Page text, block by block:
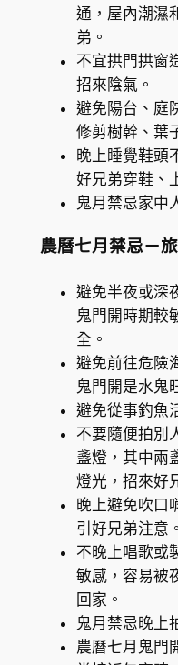
通，屋內潮濕
弟。
不宜拱門拱窗
招來陰氣。
避免陽台、庭
修剪樹幹、葉
晚上睡覺鞋頭
好兄弟穿鞋、
鬼月禁忌家中
農曆七月禁忌－
避免半夜或深
鬼門開時期較
全。
避免前往危險
鬼門開是水鬼
避免從事釣魚
不要隨便拍別
盞燈，其中兩
燈光，招來好
晚上避免吹口
引好兄弟注意。
不晚上唱歌或
敏感，容易被
回家。
鬼月禁忌晚上
農曆七月鬼門